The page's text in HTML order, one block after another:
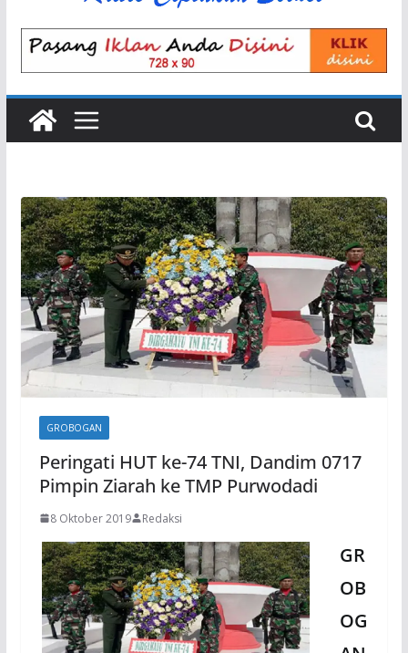
GROBOGAN
Peringati HUT ke-74 TNI, Dandim 0717
Pimpin Ziarah ke TMP Purwodadi
8 Oktober 2019 Redaksi
GR
OB
OG